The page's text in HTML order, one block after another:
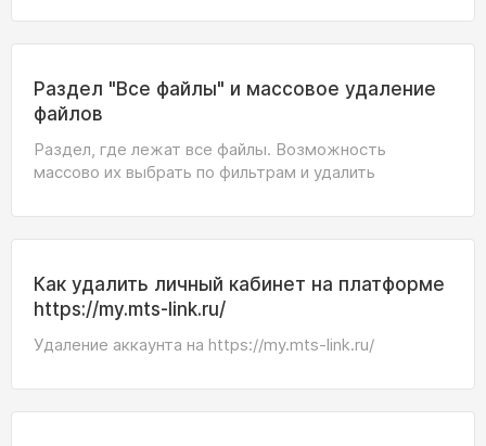
Раздел "Все файлы" и массовое удаление
файлов
Раздел, где лежат все файлы. Возможность
массово их выбрать по фильтрам и удалить
Как удалить личный кабинет на платформе
https://my.mts-link.ru/
Удаление аккаунта на https://my.mts-link.ru/